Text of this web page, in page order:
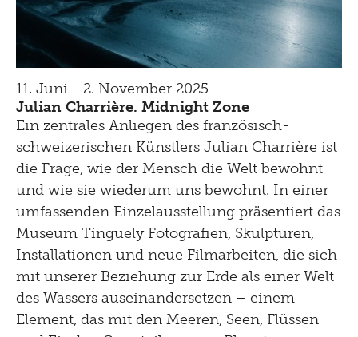
11. Juni - 2. November 2025
Julian Charrière. Midnight Zone
Ein zentrales Anliegen des französisch-
schweizerischen Künstlers Julian Charrière ist
die Frage, wie der Mensch die Welt bewohnt
und wie sie wiederum uns bewohnt. In einer
umfassenden Einzelausstellung präsentiert das
Museum Tinguely Fotografien, Skulpturen,
Installationen und neue Filmarbeiten, die sich
mit unserer Beziehung zur Erde als einer Welt
des Wassers auseinandersetzen – einem
Element, das mit den Meeren, Seen, Flüssen